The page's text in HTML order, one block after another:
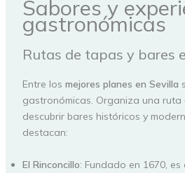
Sabores y
gastronómicas
Rutas de tapas y bares
Entre los mejores planes en Sevilla
gastronómicas. Organiza una
descubrir bares históricos y
destacan:
El Rinconcillo: Fundado en 1670,